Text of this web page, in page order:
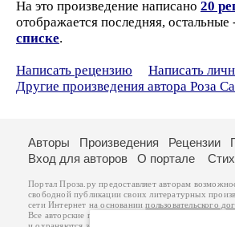
На это произведение написано 20
отображается последняя, остальные
списке.
Написать рецензию
Написать
Другие произведения автора Роза
Авторы Произведения Рецензии
Вход для авторов
О портале
Портал Проза.ру предоставляет авторам
свободной публикации своих литературных
сети Интернет на основаниипользовательского
Все авторские права на произведения принадлежат